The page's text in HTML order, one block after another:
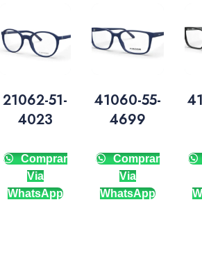
21062-51-
4023
Comprar
Via
WhatsApp
41060-55-
4699
Comprar
Via
WhatsApp